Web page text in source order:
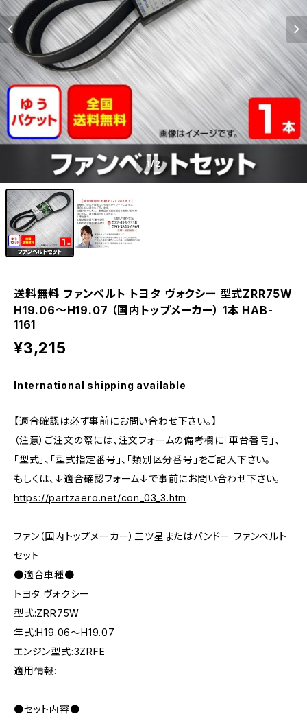
1/2
送料無料 ファンベルト トヨタ ヴォクシー 型式ZRR75W
H19.06～H19.07 （国内トップメーカー） 1本 HAB-
1161
¥3,215
International shipping available
【適合確認は必ず事前にお問い合わせ下さい。】
（注意）ご注文の際には、注文フォームの備考欄に「車台番号」、
「型式」、「型式指定番号」、「類別区分番号」をご記入下さい。
もしくは、↓適合確認フォーム↓で事前にお問い合わせ下さい。
https://partzaero.net/con_03_3.htm
ファン（国内トップメーカー）三ツ星またはバンドー ファンベルト
セット
●適合車種●
トヨタ ヴォクシー
型式:ZRR75W
年式:H19.06～H19.07
エンジン型式:3ZRFE
適用情報:
●セット内容●